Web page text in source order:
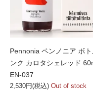
Pennonia ペンノニア ボト
ンク カロタシェレッド
EN-037
2,530円(税込) Out of stock